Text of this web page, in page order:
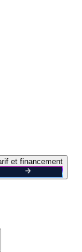
et financement